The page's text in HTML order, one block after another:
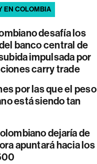
EN COLOMBIA
desafía los
banco central de
impulsada por
carry trade
por las que el peso
está siendo tan
dejaría de
apuntará hacia los